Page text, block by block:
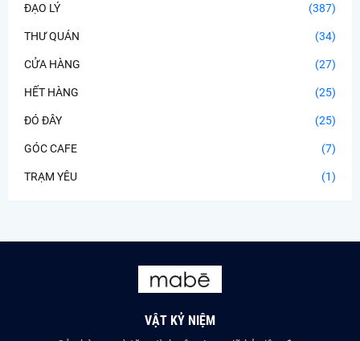
ĐẠO LÝ (387)
THƯ QUÁN (34)
CỬA HÀNG (27)
HẾT HÀNG (25)
ĐÓ ĐÂY (25)
GÓC CAFE (7)
TRẠM YÊU (1)
VẬT KỶ NIỆM